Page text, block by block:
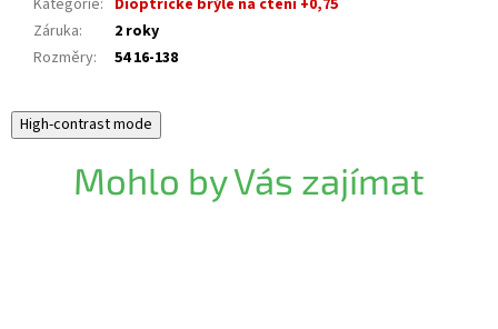
Kategorie: Dioptrické brýle na čtení +0,75
Záruka:
2 roky
Rozměry: 54 16-138
High-contrast mode
Mohlo by Vás zajímat